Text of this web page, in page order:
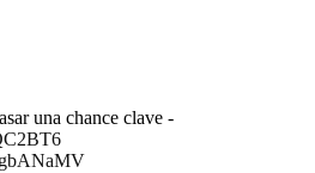
una chance clave -